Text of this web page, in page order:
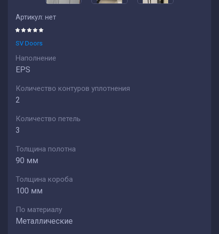
Артикул: нет
SV Doors
Наполнение
EPS
Количество контуров уплотнения
2
Количество петель
3
Толщина полотна
90 мм
Толщина короба
100 мм
По материалу
Металлические